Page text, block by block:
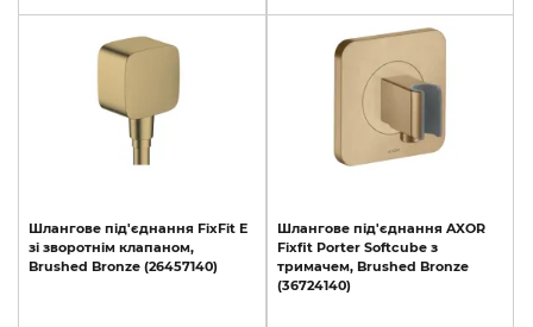
Шлангове під'єднання FixFit E
зі зворотнім клапаном,
Brushed Bronze (26457140)
Шлангове під'єднання AXOR
Fixfit Porter Softcube з
тримачем, Brushed Bronze
(36724140)